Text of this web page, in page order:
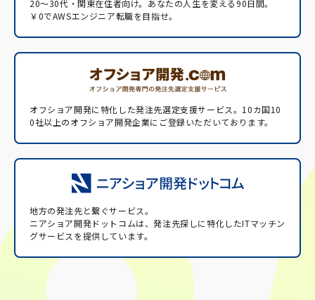
20〜30代・関東在住者向け。あなたの人生を変える90日間。
￥0でAWSエンジニア転職を目指せ。
オフショア開発に特化した発注先選定支援サービス。 10カ国10
0社以上のオフショア開発企業にご登録いただいております。
地方の発注先と繋ぐサービス。
ニアショア開発ドットコムは、発注先探しに特化したITマッチン
グサービスを提供しています。